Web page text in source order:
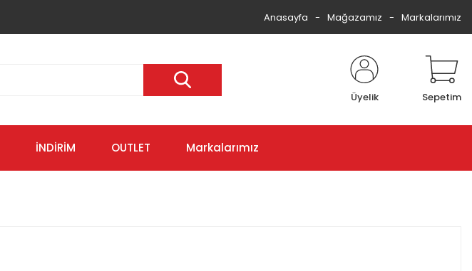
Anasayfa Mağazamız Markalarımız
Üyelik Sepetim
İNDİRİM OUTLET Markalarımız